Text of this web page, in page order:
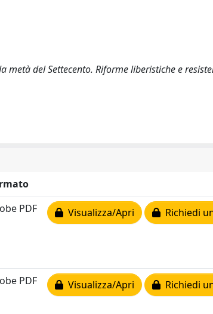
metà del Settecento. Riforme liberistiche e
PDF Visualizza/Apri Richiedi
PDF Visualizza/Apri Richiedi